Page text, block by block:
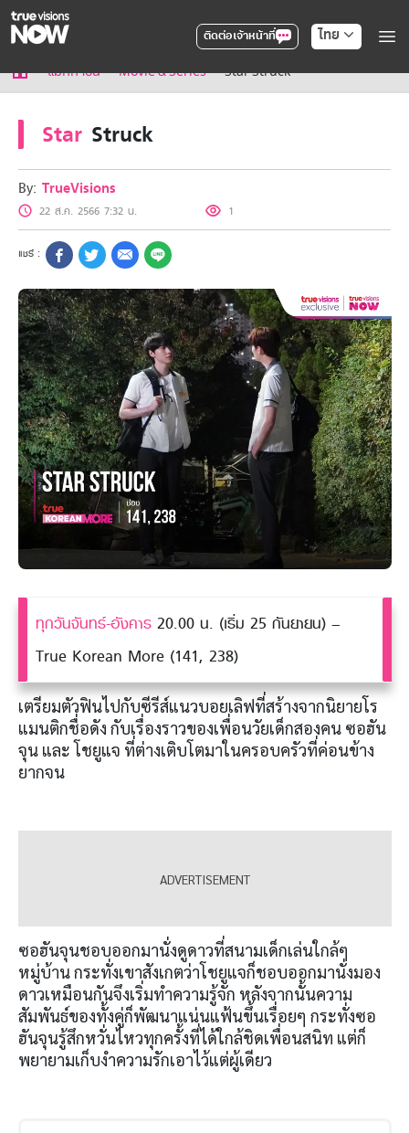
ติดต่อเจ้าหน้าที่ ไทย
True AF2026
แพ็กเกจ
NOW SPORTS
NOW Muay Thai
แพ็กเกจทรูวิชันส์นาวทั้งหมด
เคเบิลและจานดาวเทียม
สิทธิพิเศษ
สิทธิพิเศษลูกค้าทรูวิชั่นส์
HoReCa
แพ็กเกจสำหรับผู้ประกอบการ
หาร้านร่วมรายการ
FAQs
แม็กกาซีน Movie & Series Star Struck
Star Struck
By: TrueVisions
22 ส.ค. 2566 7:32 น. 1
ทุกวันจันทร์-อังคาร 20.00 น. (เริ่ม 25 กันยายน) –
True Korean More (141, 238)
เตรียมตัวฟินไปกับซีรีส์แนวบอยเลิฟที่สร้างจากนิยายโร
แมนติกชื่อดัง กับเรื่องราวของเพื่อนวัยเด็กสองคน ซอฮัน
จุน และ โชยูแจ ที่ต่างเติบโตมาในครอบครัวที่ค่อนข้าง
ยากจน
ซอฮันจุนชอบออกมานั่งดูดาวที่สนามเด็กเล่นใกล้ๆ
หมู่บ้าน กระทั่งเขาสังเกตว่าโชยูแจก็ชอบออกมานั่งมอง
ดาวเหมือนกันจึงเริ่มทำความรู้จัก หลังจากนั้นความ
สัมพันธ์ของทั้งคู่ก็พัฒนาแน่นแฟ้นขึ้นเรื่อยๆ กระทั่งซอ
ฮันจุนรู้สึกหวั่นไหวทุกครั้งที่ได้ใกล้ชิดเพื่อนสนิท แต่ก็
พยายามเก็บงำความรักเอาไว้แต่ผู้เดียว